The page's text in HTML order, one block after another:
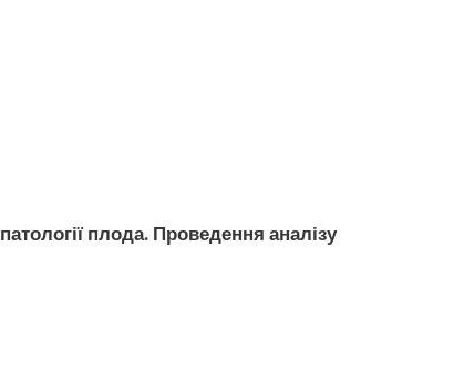
патології плода. Проведення аналізу